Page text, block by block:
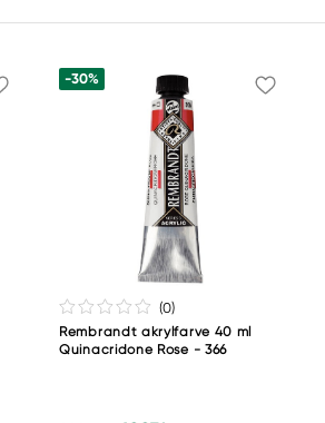
-30%
(0)
Rembrandt akrylfarve 40 ml
Quinacridone Rose - 366